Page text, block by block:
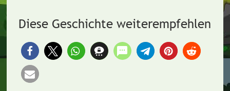
Diese Geschichte weiterempfehlen